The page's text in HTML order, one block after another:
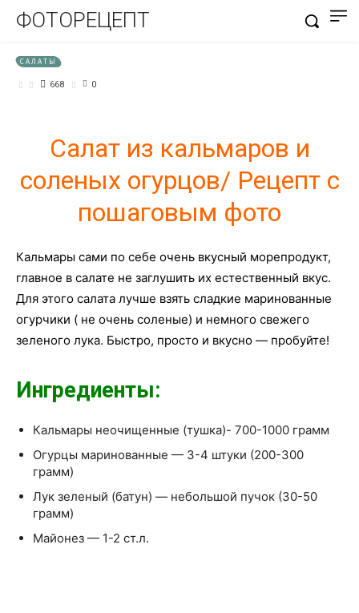
ФОТОРЕЦЕПТ
САЛАТЫ
668 0
Салат из кальмаров и
соленых огурцов/ Рецепт с
пошаговым фото
Кальмары сами по себе очень вкусный морепродукт,
главное в салате не заглушить их естественный вкус.
Для этого салата лучше взять сладкие маринованные
огурчики ( не очень соленые) и немного свежего
зеленого лука. Быстро, просто и вкусно — пробуйте!
Ингредиенты:
Кальмары неочищенные (тушка)- 700-1000 грамм
Огурцы маринованные — 3-4 штуки (200-300
грамм)
Лук зеленый (батун) — небольшой пучок (30-50
грамм)
Майонез — 1-2 ст.л.